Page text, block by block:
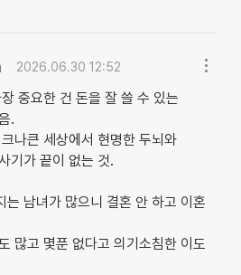
2026.06.30 12:52
중요한 건 돈을 잘 쓸 수 있는
.
나큰 세상에서 현명한 두뇌와
기가 끝이 없는 것.
는 남녀가 많으니 결혼 안 하고 이혼
많고 몇푼 없다고 의기소침한 이도